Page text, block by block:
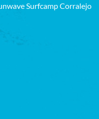
Surfcamp Corralejo